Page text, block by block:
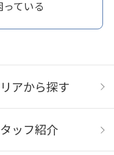
っている
アから探す
ッフ紹介